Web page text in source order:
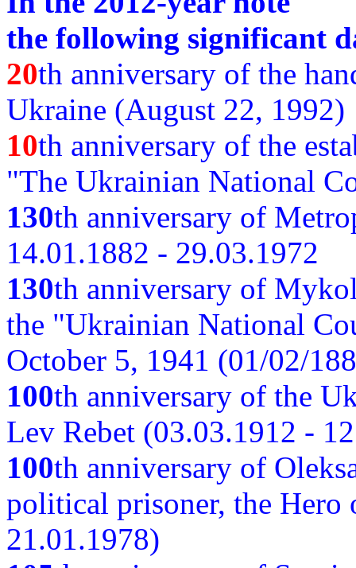
the following significant
20th anniversary of the
Ukraine (August 22, 1992)
10th anniversary of the
"The Ukrainian National
130th anniversary of
14.01.1882 - 29.03.1972
130th anniversary of
the "Ukrainian National
October 5, 1941 (01/02/
100th anniversary of the
Lev Rebet (03.03.1912 -
100th anniversary of
political prisoner, the
21.01.1978)